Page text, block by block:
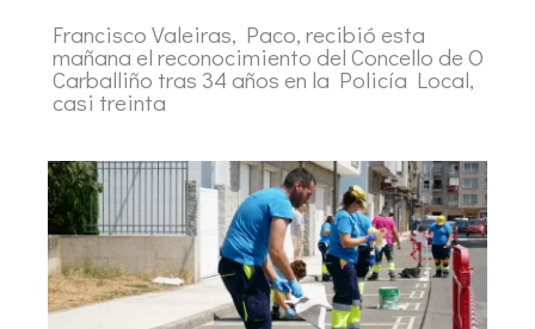
Francisco Valeiras, Paco, recibió esta
mañana el reconocimiento del Concello de O
Carballiño tras 34 años en la Policía Local,
casi treinta